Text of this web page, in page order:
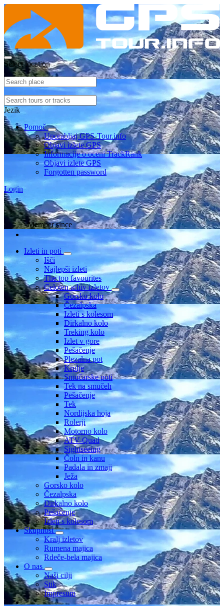
Select location
Jezik
Pomoč
Uporabljaj GPS-Tour.info
Objavi izlete GPS
Informacije o oceni TrackRank
Objavi izlete GPS
Forgotten password
Login
Member since
Izleti in poti
Išči
Najlepši izleti
The top favourites
Celoten arhiv izletov
Gorsko kolo
Čezalpska
Izleti s kolesom
Dirkalno kolo
Treking kolo
Izlet v gore
Pešačenje
Plezalna pot
Krplje
Smučarske poti
Tek na smučeh
Pešačenje
Tek
Nordijska hoja
Rolerji
Motorno kolo
ATV-Quad
Sightseeing
Čoln in kanu
Padala in zmaji
Ježa
Gorsko kolo
Čezalpska
Dirkalno kolo
Pešačenje
Izleti s kolesom
Skupnost
Kralj izletov
Rumena majica
Rdeče-bela majica
O nas
Naši cilji
Stik
Impresum